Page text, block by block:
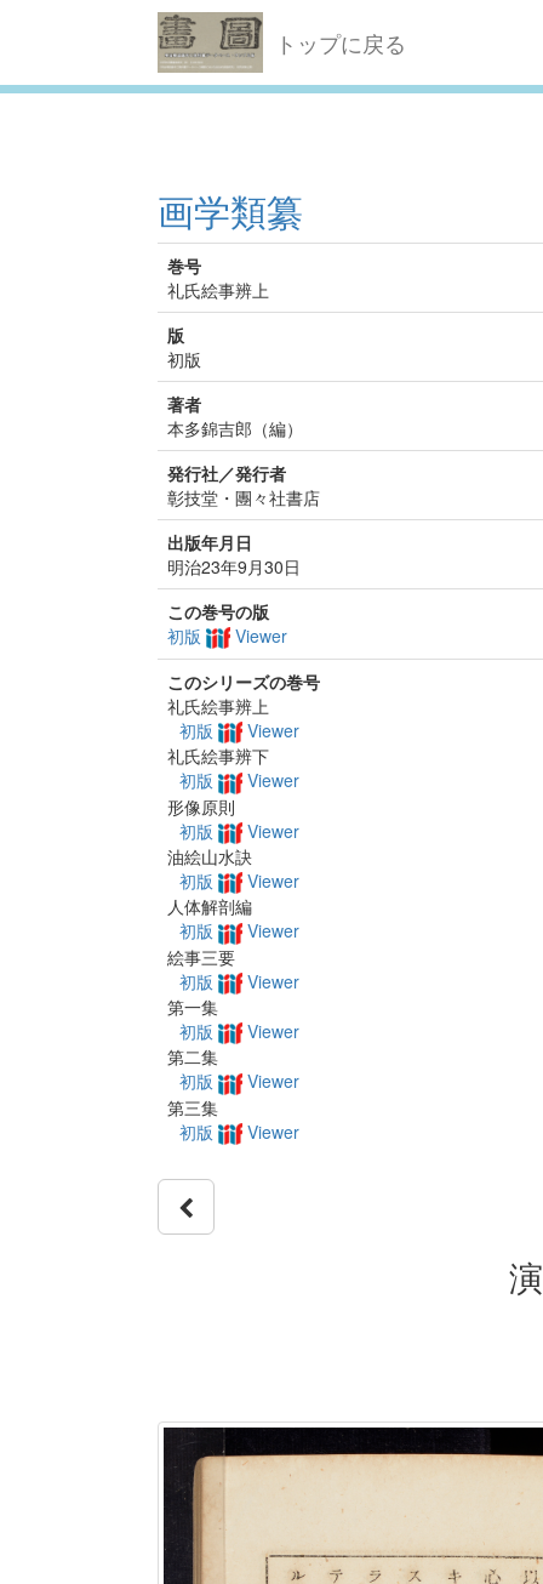
トップに戻る
画学類纂
巻号
礼氏絵事辨上
版
初版
著者
本多錦吉郎（編）
発行社／発行者
彰技堂・團々社書店
出版年月日
明治23年9月30日
この巻号の版
初版
Viewer
このシリーズの巻号
礼氏絵事辨上
初版
Viewer
礼氏絵事辨下
初版
Viewer
形像原則
初版
Viewer
油絵山水訣
初版
Viewer
人体解剖編
初版
Viewer
絵事三要
初版
Viewer
第一集
初版
Viewer
第二集
初版
Viewer
第三集
初版
Viewer